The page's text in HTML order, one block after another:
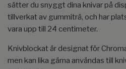
sätter du snyggt dina knivar på
tillverkat av gummiträ, och har
vara upp till 24 centimeter.
Knivblockat är designat för
men kan lika gärna användas till